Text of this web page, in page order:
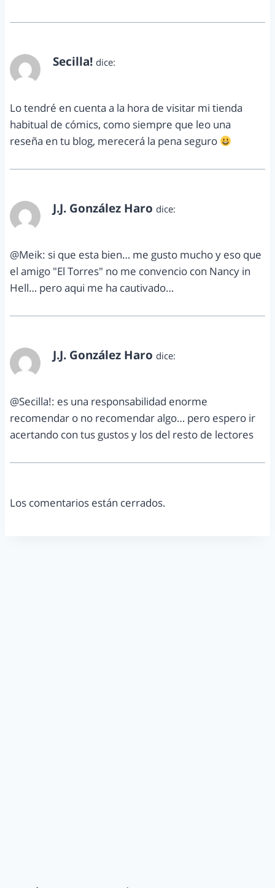
Secilla! dice:
Lo tendré en cuenta a la hora de visitar mi tienda
habitual de cómics, como siempre que leo una
reseña en tu blog, merecerá la pena seguro
J.J. González Haro dice:
@Meik: si que esta bien… me gusto mucho y eso que
el amigo "El Torres" no me convencio con Nancy in
Hell… pero aqui me ha cautivado…
J.J. González Haro dice:
@Secilla!: es una responsabilidad enorme
recomendar o no recomendar algo… pero espero ir
acertando con tus gustos y los del resto de lectores
Los comentarios están cerrados.